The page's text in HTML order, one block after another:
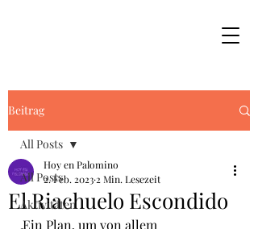
Beitrag
All Posts
Aktivitäten
All Posts
El Riachuelo Escondido
Hoy en Palomino
2. Feb. 2023 2 Min. Lesezeit
Ein Plan, um von allem